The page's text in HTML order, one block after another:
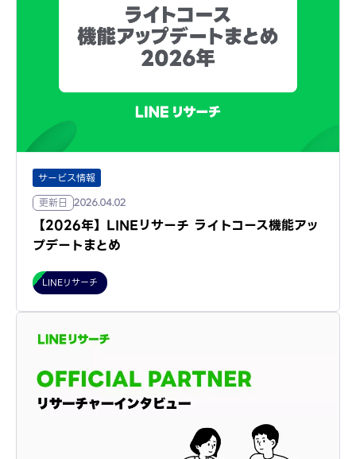
サービス情報
更新日
2026.04.02
【2026年】LINEリサーチ ライトコース機能アッ
プデートまとめ
LINEリサーチ